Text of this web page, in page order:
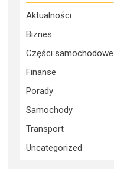
Aktualności
Biznes
Części samochodowe
Finanse
Porady
Samochody
Transport
Uncategorized